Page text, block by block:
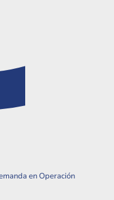
en Operación